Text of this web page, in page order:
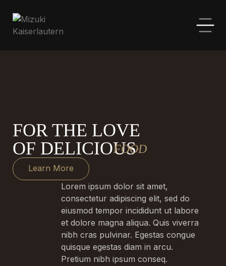
FOR THE LOVE
OF DELICIOUS
FOOD
Learn More
Lorem ipsum dolor sit amet,
consectetur adipiscing elit, sed do
eiusmod tempor incididunt ut labore
et dolore magna aliqua. Quis viverra
nibh cras pulvinar. Egestas congue
quisque egestas diam in arcu.
Pretium nibh ipsum conseq.